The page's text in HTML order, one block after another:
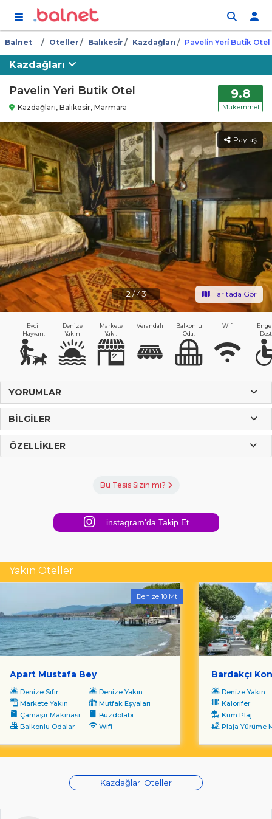
Balnet Oteller Balıkesi̇r Kazdağları Paveli̇n Yeri̇ Buti̇k Otel
Kazdağları
Pavelin Yeri Butik Otel
Kazdağları, Balıkesir, Marmara
9.8
Mükemmel
2/43
Paylaş
Haritada Gör
Evcil
Hayvan.
Denize
Yakın
Markete
Yakı.
Verandalı
Balkonlu
Oda.
Wifi
YORUMLAR
BILGILER
ÖZELLIKLER
Bu Tesis Sizin mi?
instagram'da Takip Et
Yakın Oteller
Denize 10 Mt
Apart Mustafa Bey
Denize Sıfır
Denize Yakın
Markete Yakın
Mutfak Eşyaları
Çamaşır Makinası
Buzdolabı
Balkonlu Odalar
Wifi
Bardakçı
Denize Yakın
Kalorifer
Kum Plaj
Plaja Yürüme
Kazdağları Oteller